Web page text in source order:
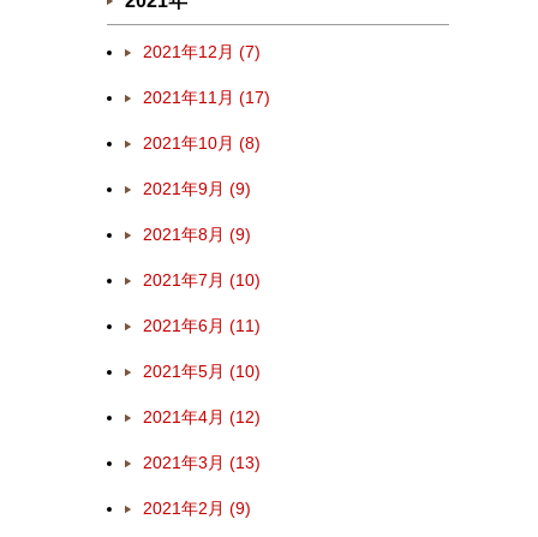
2021年12月 (7)
2021年11月 (17)
2021年10月 (8)
2021年9月 (9)
2021年8月 (9)
2021年7月 (10)
2021年6月 (11)
2021年5月 (10)
2021年4月 (12)
2021年3月 (13)
2021年2月 (9)